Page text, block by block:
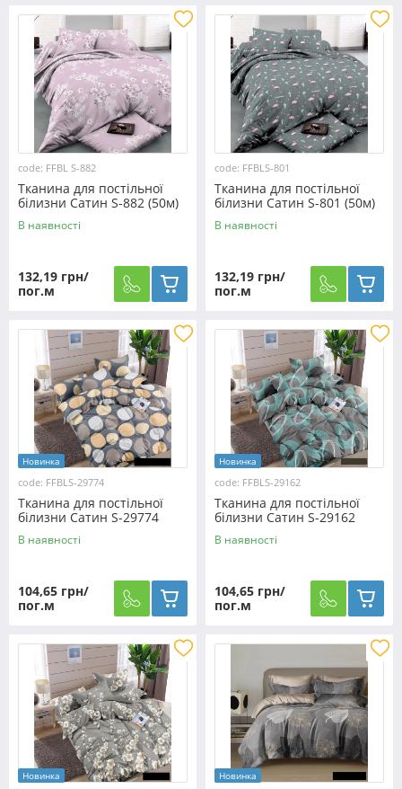
code: FFBL S-882
Тканина для постільної
білизни Сатин S-882 (50м)
В наявності
132,19 грн/
пог.м
code: FFBLS-801
Тканина для постільної
білизни Сатин S-801 (50м)
В наявності
132,19 грн/
пог.м
Новинка
code: FFBLS-29774
Тканина для постільної
білизни Сатин S-29774
(60м)
В наявності
104,65 грн/
пог.м
Новинка
code: FFBLS-29162
Тканина для постільної
білизни Сатин S-29162
(60м)
В наявності
104,65 грн/
пог.м
Новинка Новинка